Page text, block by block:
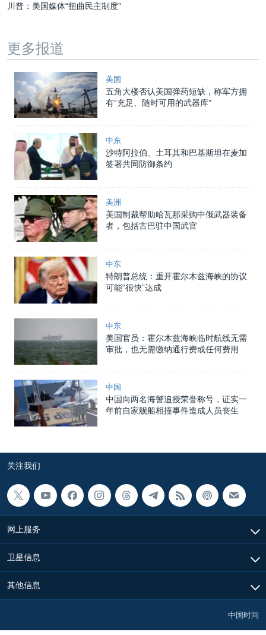
川普：美国媒体“扭曲民主制度”
更多报道
美国
五角大楼否认美国弹药短缺，称军方拥
有“充足、随时可用的武器库”
中东
沙特阿拉伯、土耳其和巴基斯坦在麦加
签署共同防御条约
美洲
美国制裁帮助哈瓦那采购中俄武器装备
者，包括古巴驻中国武官
中东
特朗普总统：重开霍尔木兹海峡的协议
可能“很快”达成
中东
美国官员：霍尔木兹海峡临时航线无需
审批，也无需缴纳通行费或任何费用
中国
中国向两名海警追授荣誉称号，证实一
年前自家舰船相撞事件造成人员丧生
关注我们
网上服务
卫星信息
其他信息
中国时间